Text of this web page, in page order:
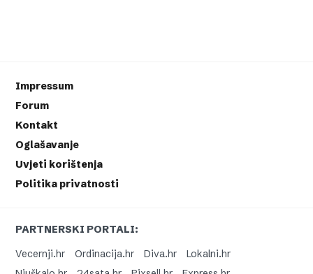
Impressum
Forum
Kontakt
Oglašavanje
Uvjeti korištenja
Politika privatnosti
PARTNERSKI PORTALI:
Vecernji.hr
Ordinacija.hr Diva.hr
Lokalni.hr